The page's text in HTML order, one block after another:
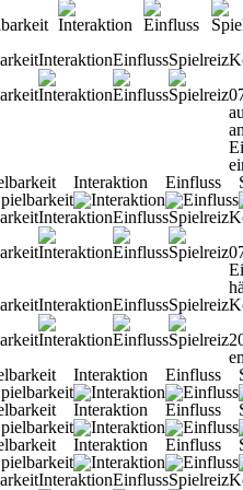
InteraktionEinflussSpielreiz
Interaktion Einfluss
InteraktionEinflussSpielreiz
InteraktionEinflussSpielreiz
Interaktion Einfluss
Interaktion Einfluss
Interaktion Einfluss
InteraktionEinflussSpielreiz